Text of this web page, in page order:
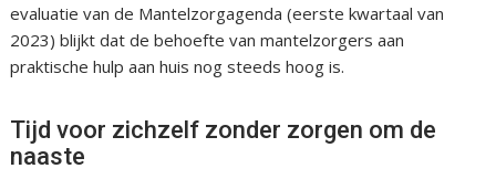
evaluatie van de Mantelzorgagenda (eerste kwartaal van
2023) blijkt dat de behoefte van mantelzorgers aan
praktische hulp aan huis nog steeds hoog is.
Tijd voor zichzelf zonder zorgen om de
naaste